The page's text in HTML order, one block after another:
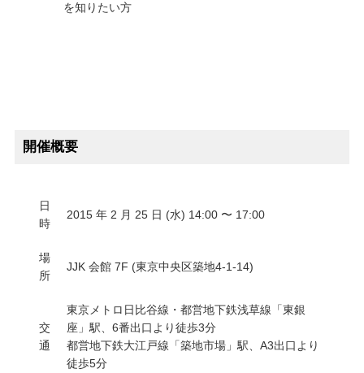
を知りたい方
開催概要
日
時
2015 年 2 月 25 日 (水) 14:00 〜 17:00
場
所
JJK 会館 7F (東京中央区築地4-1-14)
交
通
東京メトロ日比谷線・都営地下鉄浅草線「東銀
座」駅、6番出口より徒歩3分
都営地下鉄大江戸線「築地市場」駅、A3出口より
徒歩5分